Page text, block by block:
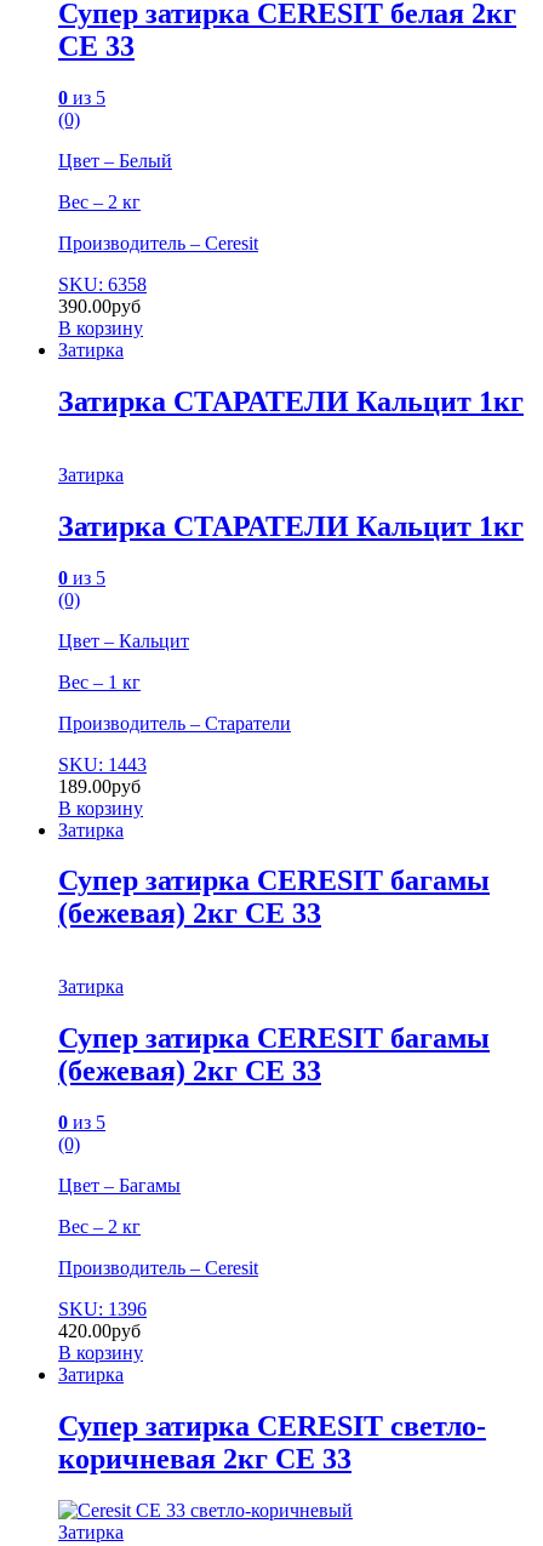
Супер затирка CERESIT белая 2кг
СЕ 33
0 из 5
(0)
Цвет – Белый
Вес – 2 кг
Производитель – Ceresit
SKU: 6358
390.00руб
В корзину
Затирка
Затирка СТАРАТЕЛИ Кальцит 1кг
Затирка
Затирка СТАРАТЕЛИ Кальцит 1кг
0 из 5
(0)
Цвет – Кальцит
Вес – 1 кг
Производитель – Старатели
SKU: 1443
189.00руб
В корзину
Затирка
Супер затирка CERESIT багамы
(бежевая) 2кг СЕ 33
Затирка
Супер затирка CERESIT багамы
(бежевая) 2кг СЕ 33
0 из 5
(0)
Цвет – Багамы
Вес – 2 кг
Производитель – Ceresit
SKU: 1396
420.00руб
В корзину
Затирка
Супер затирка CERESIT светло-
коричневая 2кг СЕ 33
Затирка